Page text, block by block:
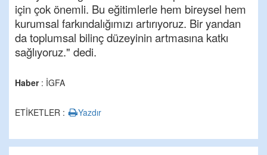
için çok önemli. Bu eğitimlerle hem bireysel hem
kurumsal farkındalığımızı artırıyoruz. Bir yandan
da toplumsal bilinç düzeyinin artmasına katkı
sağlıyoruz." dedi.
Haber: İGFA
ETİKETLER : Yazdır